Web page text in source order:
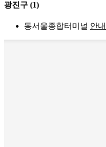
광진구 (1)
동서울종합터미널 안내